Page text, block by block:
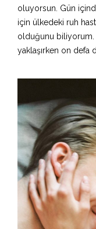
oluyorsun. Gün
için ülkedeki ruh
olduğunu biliyorum.
yaklaşırken on defa